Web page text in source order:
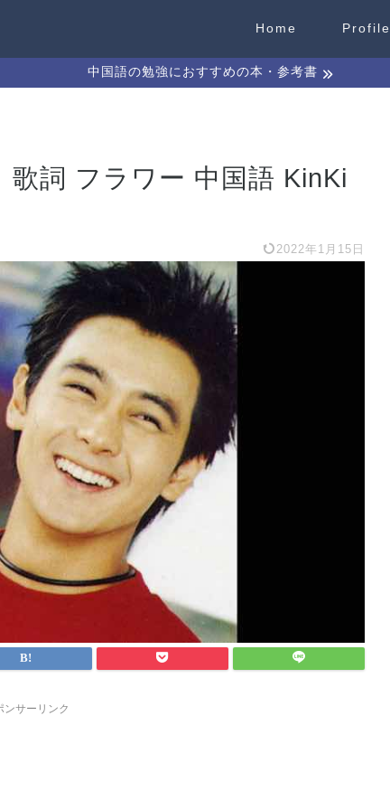
Home Profile
中国語の勉強におすすめの本・参考書
歌詞 フラワー 中国語 KinKi
2022年1月15日
ンサーリンク